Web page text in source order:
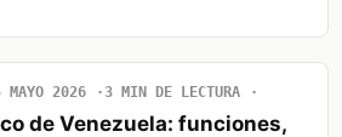
MAYO 2026 3 MIN DE LECTURA
de Venezuela: funciones,